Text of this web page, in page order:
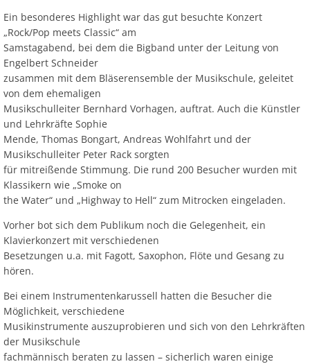
Ein besonderes Highlight war das gut besuchte Konzert
„Rock/Pop meets Classic“ am
Samstagabend, bei dem die Bigband unter der Leitung von
Engelbert Schneider
zusammen mit dem Bläserensemble der Musikschule, geleitet
von dem ehemaligen
Musikschulleiter Bernhard Vorhagen, auftrat. Auch die Künstler
und Lehrkräfte Sophie
Mende, Thomas Bongart, Andreas Wohlfahrt und der
Musikschulleiter Peter Rack sorgten
für mitreißende Stimmung. Die rund 200 Besucher wurden mit
Klassikern wie „Smoke on
the Water“ und „Highway to Hell“ zum Mitrocken eingeladen.
Vorher bot sich dem Publikum noch die Gelegenheit, ein
Klavierkonzert mit verschiedenen
Besetzungen u.a. mit Fagott, Saxophon, Flöte und Gesang zu
hören.
Bei einem Instrumentenkarussell hatten die Besucher die
Möglichkeit, verschiedene
Musikinstrumente auszuprobieren und sich von den Lehrkräften
der Musikschule
fachmännisch beraten zu lassen – sicherlich waren einige